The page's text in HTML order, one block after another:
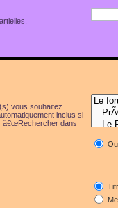
vous souhaitez
inclus si
â€œRechercher dans